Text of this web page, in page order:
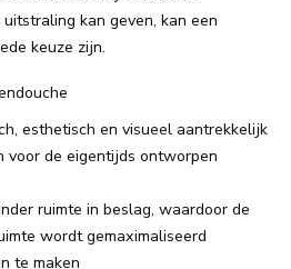
kan geven, kan een
keuze zijn.
esthetisch en visueel aantrekkelijk
voor de eigentijds ontworpen
ruimte in beslag, waardoor de
wordt gemaximaliseerd
te maken